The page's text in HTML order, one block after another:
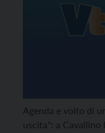
Agenda e volto di
uscita": a Cavallino